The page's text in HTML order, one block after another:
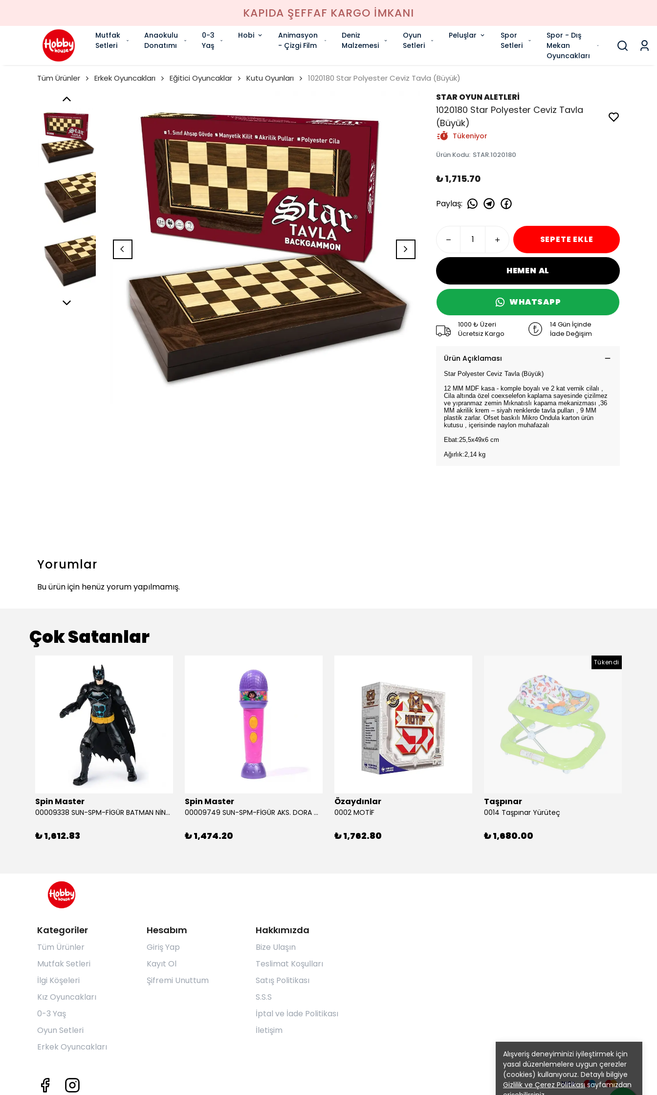
KAPIDA ŞEFFAF KARGO İMKANI
Mutfak
Setleri
Anaokulu
Donatımı
0-3
Yaş
Hobi
Animasyon
- Çizgi Film
Deniz
Malzemesi
Oyun
Setleri
Peluşlar
Spor
Setleri
Spor - Dış
Mekan
Oyuncakları
Alışveriş deneyiminizi iyileştirmek için
yasal düzenlemelere uygun çerezler
(cookies) kullanıyoruz. Detaylı bilgiye
Gizlilik ve Çerez Politikasısayfamızdan
Tüm Ürünler Erkek Oyuncakları Eğitici Oyuncaklar Kutu Oyunları 1020180 Star Polyester Ceviz Tavla (Büyük)
STAR OYUN ALETLERİ
1020180 Star Polyester Ceviz Tavla
(Büyük)
Tükeniyor
Ürün Kodu: STAR.1020180
₺ 1,715.70
Paylaş:
SEPETE EKLE
HEMEN AL
WHATSAPP
1000 ₺ Üzeri
Ücretsiz Kargo
14 Gün İçinde
İade Değişim
Ürün Açıklaması
Star Polyester Ceviz Tavla (Büyük)
12 MM MDF kasa - komple boyalı ve 2 kat vernik cilalı ,
Cila altında özel coexselefon kaplama sayesinde çizilmez
ve yıpranmaz zemin Mıknatıslı kapama mekanizması ,36
MM akrilik krem – siyah renklerde tavla pulları , 9 MM
plastik zarlar. Ofset baskılı Mikro Ondula karton ürün
kutusu , içerisinde naylon muhafazalı
Ebat:25,5x49x6 cm
Ağırlık:2,14 kg
Yorumlar
Bu ürün için henüz yorum yapılmamış.
Çok Satanlar
Spin Master
00009338 SUN-SPM-FİGÜR BATMAN NİNJA STRIKE 30 CM. EXC.
₺ 1,612.83
Spin Master
00009749 SUN-SPM-FİGÜR AKS. DORA MİKROFON YAĞMUR ORMANI RİTMİ (DORA) SESLİ
₺ 1,474.20
Özaydınlar
0002 MOTİF
₺ 1,762.80
Tükendi
Taşpınar
0014 Taşpınar Yürüteç
₺ 1,680.00
Kategoriler
Tüm Ürünler
Mutfak Setleri
İlgi Köşeleri
Kız Oyuncakları
0-3 Yaş
Oyun Setleri
Erkek Oyuncakları
Hesabım
Giriş Yap
Kayıt Ol
Şifremi Unuttum
Hakkımızda
Bize Ulaşın
Teslimat Koşulları
Satış Politikası
S.S.S
İptal ve İade Politikası
İletişim